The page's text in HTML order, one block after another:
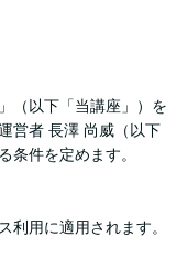
（以下「当講座」）を
営者 長澤 尚威（以下
条件を定めます。
利用に適用されます。